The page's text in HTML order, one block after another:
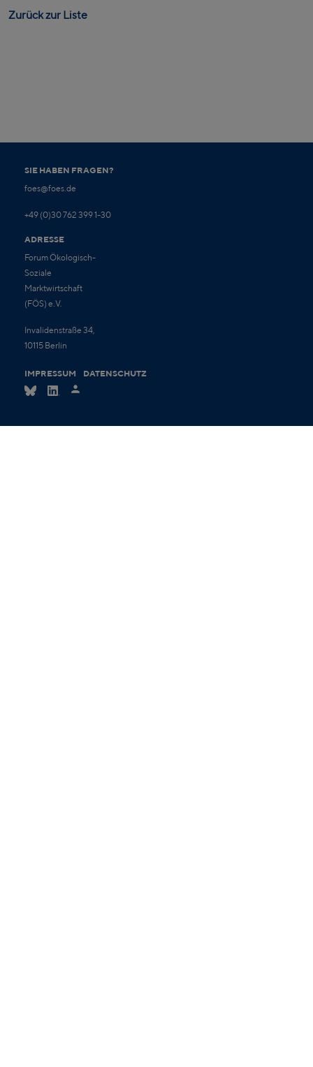
Zurück zur Liste
SIE HABEN FRAGEN?
foes@foes.de
+49 (0)30 762 399 1-30
ADRESSE
Forum Ökologisch-
Soziale
Marktwirtschaft
(FÖS) e.V.
Invalidenstraße 34,
10115 Berlin
IMPRESSUM DATENSCHUTZ